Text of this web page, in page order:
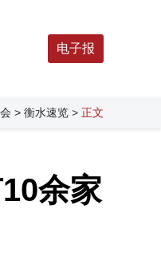
电子报
> 衡水速览 > 正文
余家